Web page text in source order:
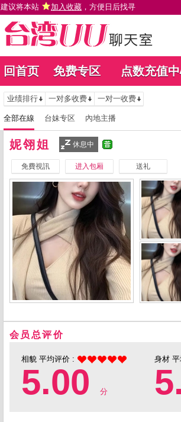
建议将本站 加入收藏 ，方便日后找寻
回首页 免费专区 点数充值
业绩排行 一对多收费 一对一收费
全部在線 台妹专区 內地主播
妮翎姐 休息中
免費視訊 进入包厢 送礼
会员总评价
相貌 平均评价 :
5.00 分
身材